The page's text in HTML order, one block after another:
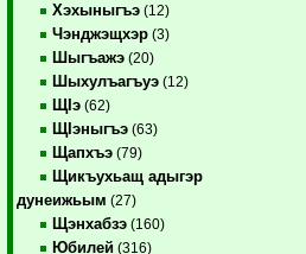
Хэхыныгъэ (12)
Чэнджэщхэр (3)
Шыгъажэ (20)
Шыхулъагъуэ (12)
ЩIэ (62)
ЩIэныгъэ (63)
Щапхъэ (79)
Щикъухьащ адыгэр
дунеижьым (27)
Щэнхабзэ (160)
Юбилей (316)